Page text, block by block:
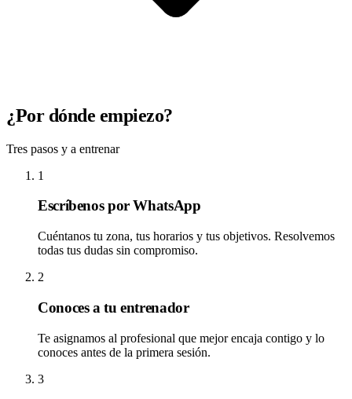
¿Por dónde empiezo?
Tres pasos y a entrenar
1
Escríbenos por WhatsApp
Cuéntanos tu zona, tus horarios y tus objetivos. Resolvemos
todas tus dudas sin compromiso.
2
Conoces a tu entrenador
Te asignamos al profesional que mejor encaja contigo y lo
conoces antes de la primera sesión.
3